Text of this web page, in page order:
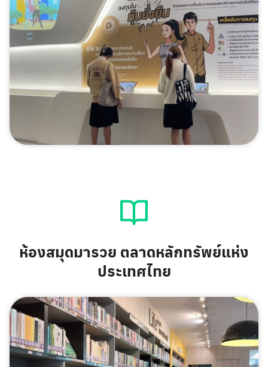
ห้องสมุดมารวย ตลาดหลักทรัพย์แห่ง
ประเทศไทย